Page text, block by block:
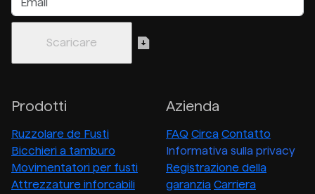
Prodotti
Ruzzolare de Fusti
Bicchieri a tamburo
Movimentatori per fusti
Attrezzature inforcabili
Azienda
FAQ Circa Contatto
Informativa sulla privacy
Registrazione della
garanzia Carriera